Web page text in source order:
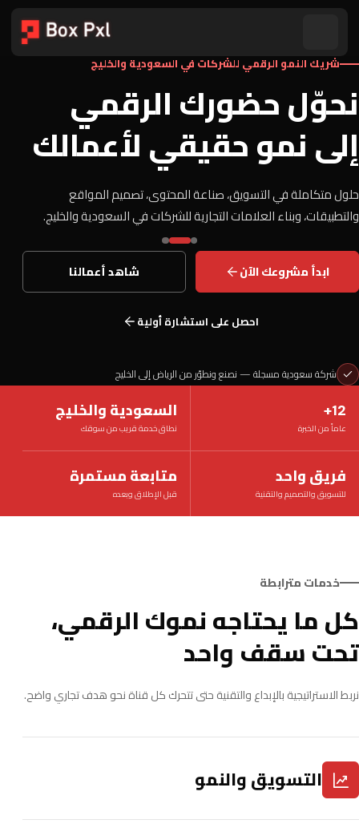
شريك النمو الرقمي للشركات في السعودية والخليج
نحوّل حضورك الرقمي
إلى نمو حقيقي لأعمالك
حلول متكاملة في التسويق، صناعة المحتوى، تصميم المواقع
والتطبيقات، وبناء العلامات التجارية للشركات في السعودية والخليج.
ابدأ مشروعك الآن شاهد أعمالنا
احصل على استشارة أولية
شركة سعودية مسجلة — نصنع ونطوّر من الرياض إلى الخليج
12+
عاماً من الخبرة
السعودية والخليج
نطاق خدمة قريب من سوقك
فريق واحد
للتسويق والتصميم والتقنية
متابعة مستمرة
قبل الإطلاق وبعده
خدمات مترابطة
كل ما يحتاجه نموك الرقمي،
تحت سقف واحد
نربط الاستراتيجية بالإبداع والتقنية حتى تتحرك كل قناة نحو هدف تجاري واضح.
التسويق والنمو